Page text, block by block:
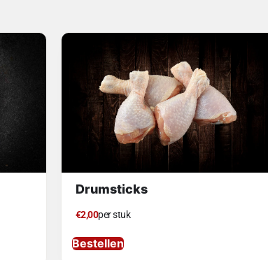
Drumsticks
€2,00per stuk
Bestellen